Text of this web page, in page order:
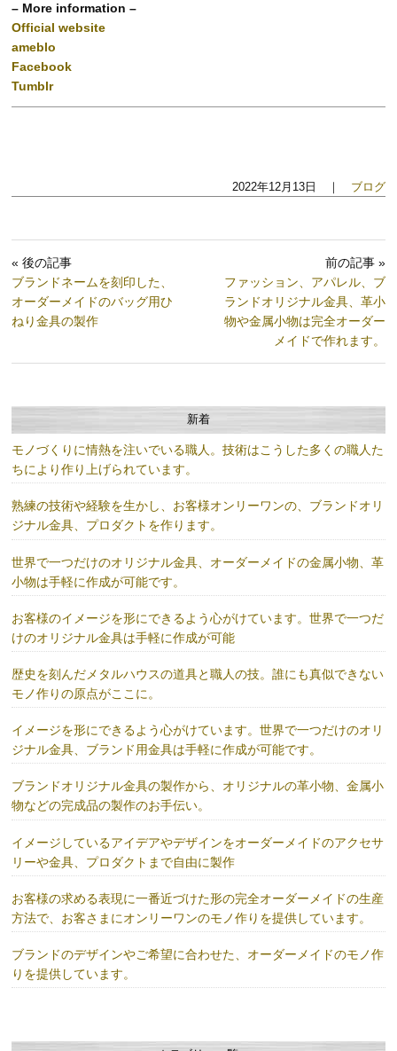
– More information –
Official website
ameblo
Facebook
Tumblr
2022年12月13日 ｜ ブログ
« 後の記事
ブランドネームを刻印した、
オーダーメイドのバッグ用ひ
ねり金具の製作
前の記事 »
ファッション、アパレル、ブ
ランドオリジナル金具、革小
物や金属小物は完全オーダー
メイドで作れます。
新着
モノづくりに情熱を注いでいる職人。技術はこうした多くの職人た
ちにより作り上げられています。
熟練の技術や経験を生かし、お客様オンリーワンの、ブランドオリ
ジナル金具、プロダクトを作ります。
世界で一つだけのオリジナル金具、オーダーメイドの金属小物、革
小物は手軽に作成が可能です。
お客様のイメージを形にできるよう心がけています。世界で一つだ
けのオリジナル金具は手軽に作成が可能
歴史を刻んだメタルハウスの道具と職人の技。誰にも真似できない
モノ作りの原点がここに。
イメージを形にできるよう心がけています。世界で一つだけのオリ
ジナル金具、ブランド用金具は手軽に作成が可能です。
ブランドオリジナル金具の製作から、オリジナルの革小物、金属小
物などの完成品の製作のお手伝い。
イメージしているアイデアやデザインをオーダーメイドのアクセサ
リーや金具、プロダクトまで自由に製作
お客様の求める表現に一番近づけた形の完全オーダーメイドの生産
方法で、お客さまにオンリーワンのモノ作りを提供しています。
ブランドのデザインやご希望に合わせた、オーダーメイドのモノ作
りを提供しています。